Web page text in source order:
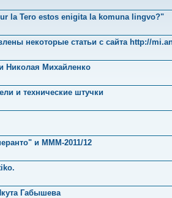
la Tero estos enigita la komuna lingvo?"
некоторые статьи с сайта http://
Николая Михайленко
и технические штучки
и MMM-2011/12
Габышева